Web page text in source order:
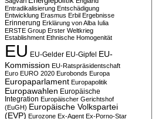
Entradikalisierung Entschädigung
Entwicklung Erasmus Erbil Ergebnisse
Erinnerung Erklärung von Alba Iulia
ERSTE Group Erster Weltkrieg
Establishment Ethnische Homogenität
EU EU-Gelder EU-Gipfel EU-
Kommission EU-Ratspräsidentschaft
Euro EURO 2020 Eurobonds Europa
Europaparlament Europapolitik
Europawahlen Europäische
Integration Europäischer Gerichtshof
(EuGH) Europäische Volkspartei
(EVP) Eurozone Ex-Agent Ex-Porno-Star